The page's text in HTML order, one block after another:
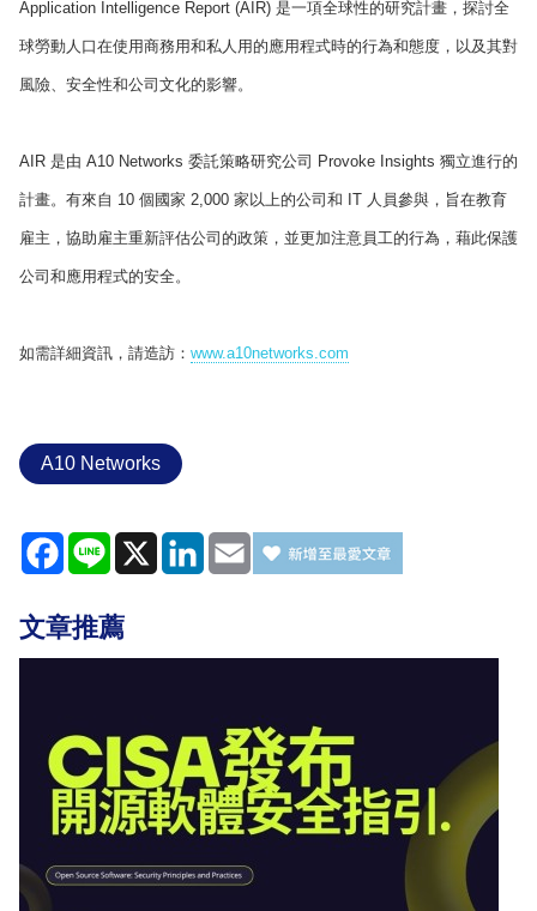
Application Intelligence Report (AIR) 是一項全球性的研究計畫，探討全
球勞動人口在使用商務用和私人用的應用程式時的行為和態度，以及其對
風險、安全性和公司文化的影響。
AIR 是由 A10 Networks 委託策略研究公司 Provoke Insights 獨立進行的
計畫。有來自 10 個國家 2,000 家以上的公司和 IT 人員參與，旨在教育
雇主，協助雇主重新評估公司的政策，並更加注意員工的行為，藉此保護
公司和應用程式的安全。
如需詳細資訊，請造訪： www.a10networks.com
A10 Networks
Facebook
Line X LinkedIn
Email
文章推薦